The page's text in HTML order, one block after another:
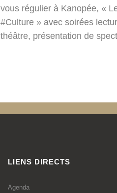
vous régulier à Kanopée, «
#Culture » avec soirées
théâtre, présentation de
LIENS DIRECTS
Agenda